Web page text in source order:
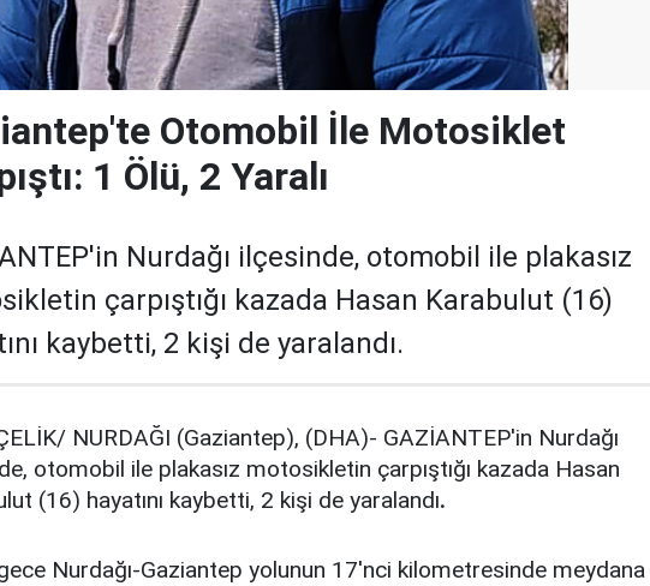
Otomobil İle Motosiklet
1 Ölü, 2 Yaralı
Nurdağı ilçesinde, otomobil ile plakasız
çarpıştığı kazada Hasan Karabulut (16)
kaybetti, 2 kişi de yaralandı.
NURDAĞI (Gaziantep), (DHA)- GAZİANTEP'in Nurdağı
otomobil ile plakasız motosikletin çarpıştığı kazada Hasan
(16) hayatını kaybetti, 2 kişi de yaralandı.
Nurdağı-Gaziantep yolunun 17'nci kilometresinde meydana